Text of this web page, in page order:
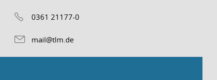
0361 21177-0
mail@tlm.de